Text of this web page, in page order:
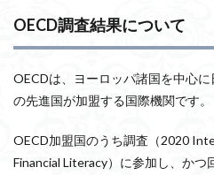
OECD調査結果について
OECDは、ヨーロッパ諸国を中心
の先進国が加盟する国際機関です。
OECD加盟国のうち調査（2020
Financial Literacy）に参加し、かつ